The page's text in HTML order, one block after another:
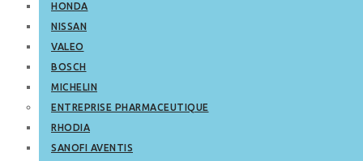
HONDA
NISSAN
VALEO
BOSCH
MICHELIN
ENTREPRISE PHARMACEUTIQUE
RHODIA
SANOFI AVENTIS